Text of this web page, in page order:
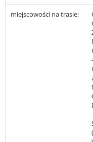
miejscowości na trasie: